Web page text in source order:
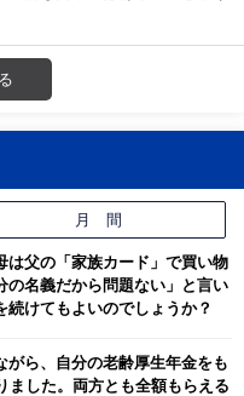
月 間
は父の「家族カード」で買い物
の名義だから問題ない」と言い
続けてもよいのでしょうか？
がら、自分の老齢厚生年金をも
ました。両方とも全額もらえる